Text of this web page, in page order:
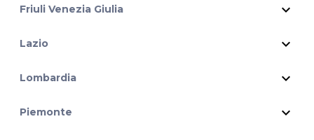
Friuli Venezia Giulia expand_more
Lazio expand_more
Lombardia expand_more
Piemonte expand_more